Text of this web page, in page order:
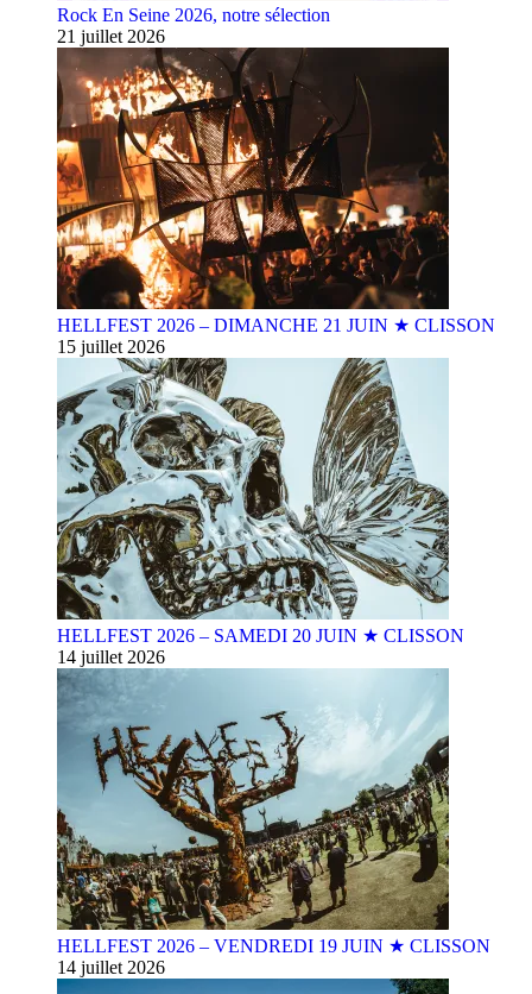
Rock En Seine 2026, notre sélection
21 juillet 2026
HELLFEST 2026 – DIMANCHE 21 JUIN ★ CLISSON
15 juillet 2026
HELLFEST 2026 – SAMEDI 20 JUIN ★ CLISSON
14 juillet 2026
HELLFEST 2026 – VENDREDI 19 JUIN ★ CLISSON
14 juillet 2026